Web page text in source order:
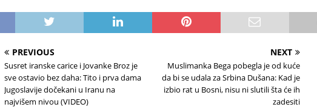
PREVIOUS
Susret iranske carice i Jovanke Broz je
sve ostavio bez daha: Tito i prva dama
Jugoslavije dočekani u Iranu na
najvišem nivou (VIDEO)
NEXT
Muslimanka Bega pobegla je od kuće
da bi se udala za Srbina Dušana: Kad je
izbio rat u Bosni, nisu ni slutili šta će ih
zadesiti